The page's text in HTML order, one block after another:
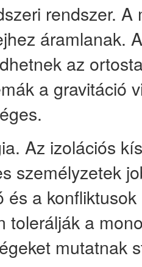
rendszer. A
áramlanak.
az
a gravitáció
Az izolációs
személyzetek
és a
tolerálják a
mutatnak